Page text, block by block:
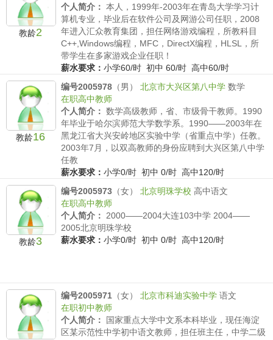
教龄2
个人简介： 本人，1999年-2003年在青岛大学学习计
算机专业，毕业后在软件公司及网游公司任职，2008
年进入汇众教育集团，担任网络游戏编程，所教科目
C++,Windows编程，MFC，DirectX编程，HLSL，所
带学生在多家游戏企业任职！
薪水要求： 小学60/时 初中 60/时 高中60/时
教龄16
编号2005978 （男） 北京市大兴区第八中学 数学
在职高中教师
个人简介： 数学高级教师，省、市级骨干教师。1990
年毕业于哈尔滨师范大学数学系。1990——2003年在
黑龙江省大兴安岭地区实验中学（省重点中学）任教。
2003年7月，以双高教师的身份应聘到大兴区第八中学
任教
薪水要求： 小学0/时 初中 0/时 高中120/时
教龄3
编号2005973 （女） 北京明珠学校 高中语文
在职高中教师
个人简介：
2000——2004大连103中学 2004——
2005北京明珠学校
薪水要求： 小学0/时 初中 0/时 高中120/时
编号2005971 （女） 北京市科迪实验中学 语文
在职初中教师
个人简介：
国家重点大学中文系本科毕业，现任海淀
区某示范性中学初中语文教师，担任班主任，中学二级